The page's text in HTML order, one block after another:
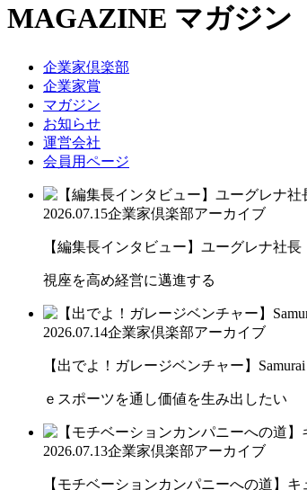
MAGAZINE マガジン
企業家倶楽部
企業家賞
マガジン
お知らせ
運営会社
会員用ページ
2026.07.15企業家倶楽部アーカイブ
【編集長インタビュー】ユーグレナ社
視座を高め経営に邁進する
2026.07.14企業家倶楽部アーカイブ
【出でよ！ガレージベンチャー】
ｅスポーツを通し価値を生み出したい
2026.07.13企業家倶楽部アーカイブ
【モチベーションカンパニーへの道】